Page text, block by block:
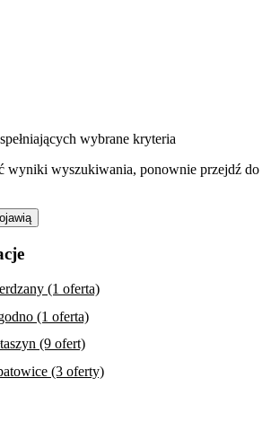
wybrane kryteria
wyniki wyszukiwania, ponownie przejdź do
(1 oferta)
(1 oferta)
(9 ofert)
(3 oferty)